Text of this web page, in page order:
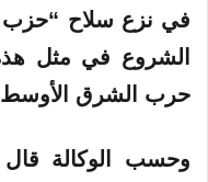
في نزع سلاح “حزب
الشروع في مثل
حرب الشرق الأوسط
وحسب الوكالة